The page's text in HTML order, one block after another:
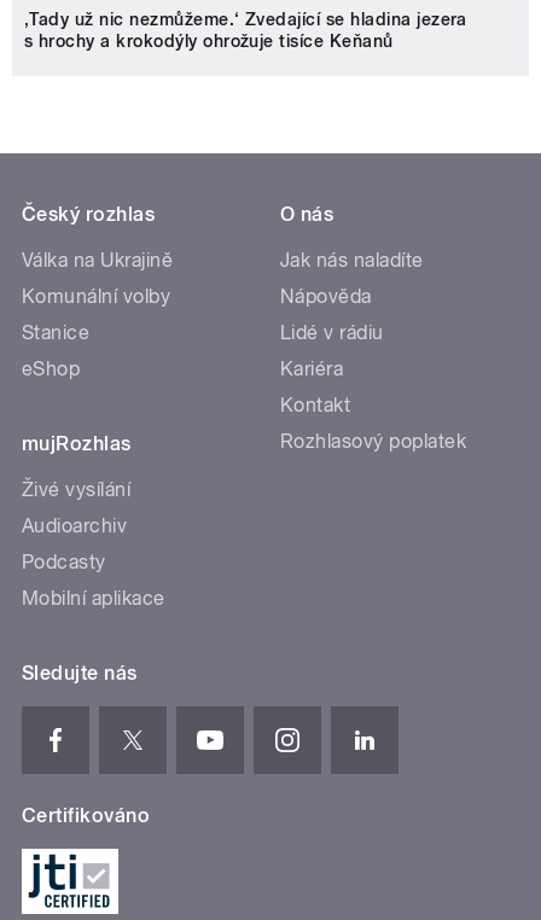
‚Tady už nic nezmůžeme.‘ Zvedající se hladina jezera
s hrochy a krokodýly ohrožuje tisíce Keňanů
Český rozhlas
Válka na Ukrajině
Komunální volby
Stanice
eShop
mujRozhlas
Živé vysílání
Audioarchiv
Podcasty
Mobilní aplikace
O nás
Jak nás naladíte
Nápověda
Lidé v rádiu
Kariéra
Kontakt
Rozhlasový poplatek
Sledujte nás
Certifikováno